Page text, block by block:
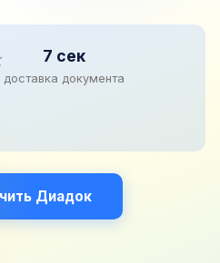
7 сек
доставка документа
Диадок